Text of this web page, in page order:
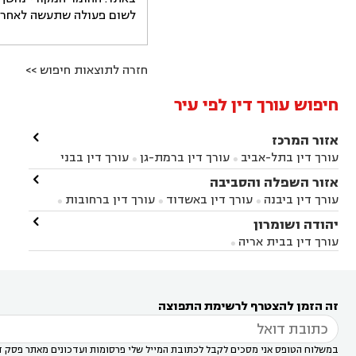
לשום פעולה שתעשה לאחר
חזרה לתוצאות חיפוש >>
חיפוש עורך דין לפי עיר
אזור המרכז
עורך דין בתל-אביב  עורך דין ברמת-גן 
עורך דין בבני
ברק עורך דין בפתח תקווה עורך דין בראשון לציון
עורך דין ברחובות עורך דין בנס ציונה
במודיעין
עורך דין בהרצליה עורך דין בחולון
עורך
דין בקרית אונו
אונו
עורך דין בבת ים
דין בשוהם 

אזור השפלה והסביבה
עורך דין ביבנה  עורך דין באשדוד  עורך דין ברחובות 
עורך דין בראשון לציון עורך דין במודיעין
עורך דין
בבאר יעקב
עורך דין בגדרה

יהודה ושומרון
עורך דין בבית אריה 

זה הזמן להצטרף לרשימת התפוצה
במשלוח הטופס אני מסכים לקבל לכתובת המייל שלי פרסומות ועדכונים מאתר פסק